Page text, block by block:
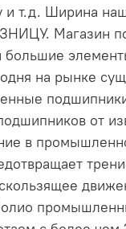
т.д. Ширина
Магазин
большие
на рынке
в